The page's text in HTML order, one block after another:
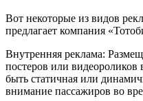
Вот некоторые из видов
предлагает компания
Внутренняя реклама:
постеров или
быть статичная или
внимание пассажиров во